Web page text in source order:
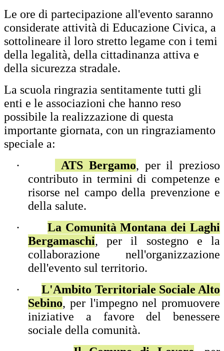
Le ore di partecipazione all'evento saranno
considerate attività di Educazione Civica, a
sottolineare il loro stretto legame con i temi
della legalità, della cittadinanza attiva e
della sicurezza stradale.
La scuola ringrazia sentitamente tutti gli
enti e le associazioni che hanno reso
possibile la realizzazione di questa
importante giornata, con un ringraziamento
speciale a:
·
ATS Bergamo, per il prezioso
contributo in termini di competenze e
risorse nel campo della prevenzione e
della salute.
·
La Comunità Montana dei Laghi
Bergamaschi, per il sostegno e la
collaborazione nell'organizzazione
dell'evento sul territorio.
·
L'Ambito Territoriale Sociale Alto
Sebino, per l'impegno nel promuovere
iniziative a favore del benessere
sociale della comunità.